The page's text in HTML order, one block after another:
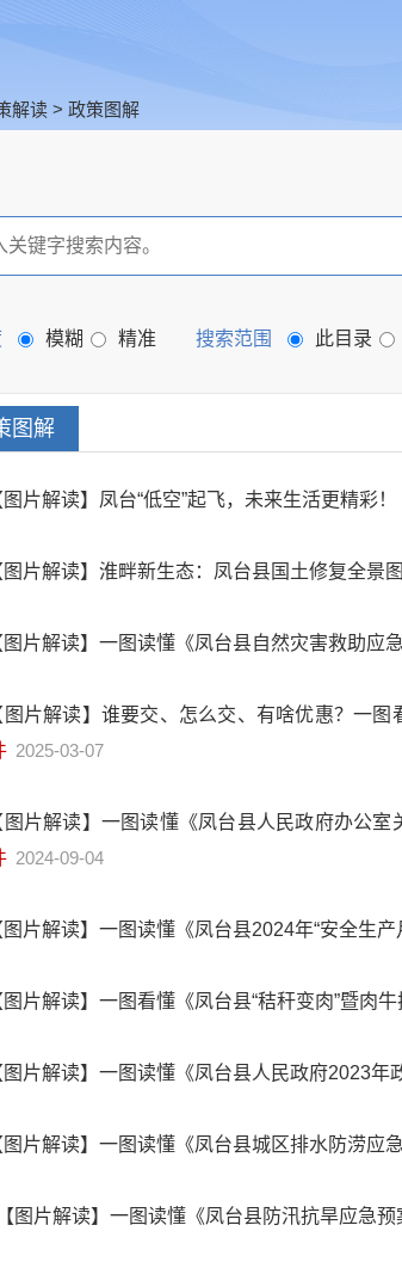
解读 > 政策图解
模糊 精准 搜索范围 此目录
图解
图片解读】凤台“低空”起飞，未来生活更精彩！
图片解读】淮畔新生态：凤台县国土修复全景图
图片解读】一图读懂《凤台县自然灾害救助应
图片解读】谁要交、怎么交、有啥优惠？一
2025-03-07
图片解读】一图读懂《凤台县人民政府办公
2024-09-04
图片解读】一图读懂《凤台县2024年“安全生产
图片解读】一图看懂《凤台县“秸秆变肉”暨肉
图片解读】一图读懂《凤台县人民政府2023年
图片解读】一图读懂《凤台县城区排水防涝应
【图片解读】一图读懂《凤台县防汛抗旱应急预